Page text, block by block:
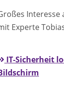
Interesse
Experte
IT-Sicherheit